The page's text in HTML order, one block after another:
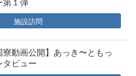
施設訪問
寮動画公開】あっき〜ともっ
タビュー